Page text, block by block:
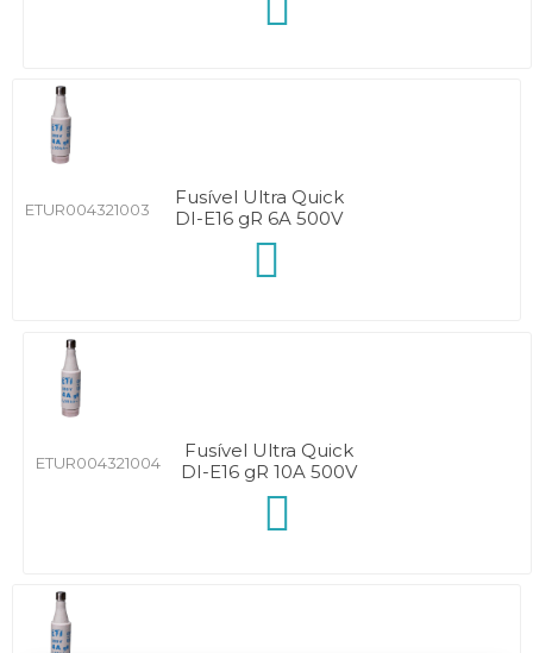
ETUR004321003
Fusível Ultra Quick
DI-E16 gR 6A 500V
ETUR004321004
Fusível Ultra Quick
DI-E16 gR 10A 500V